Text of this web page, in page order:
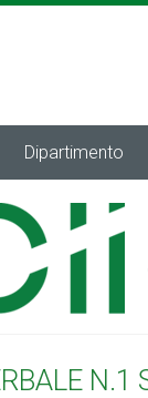
Dipartimento
N.1